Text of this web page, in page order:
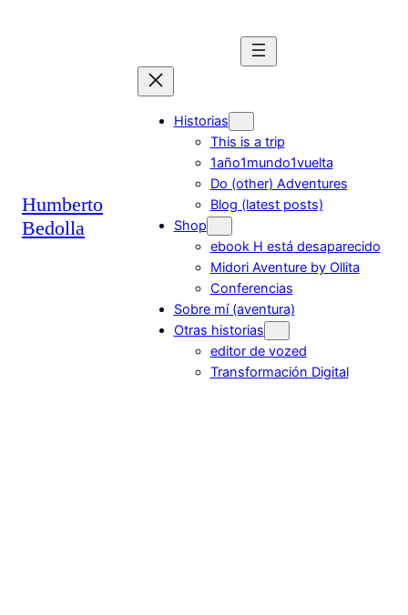
Humberto
Bedolla
Historias
This is a trip
1año1mundo1vuelta
Do (other) Adventures
Blog (latest posts)
Shop
ebook H está desaparecido
Midori Aventure by Ollita
Conferencias
Sobre mí (aventura)
Otras historias
editor de vozed
Transformación Digital